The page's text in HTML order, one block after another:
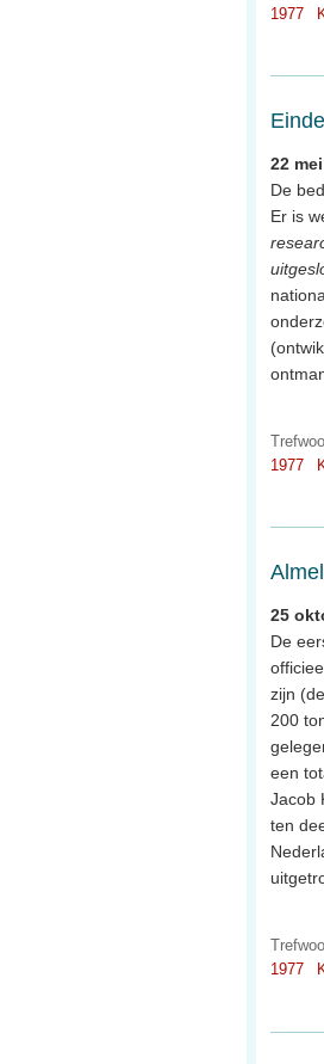
1977
22
De
Er is
1977
25
De
zijn
200
een
Jacob
ten
1977